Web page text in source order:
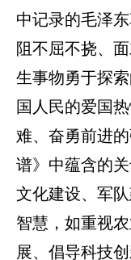
中记录的毛泽
阻不屈不挠、
生事物勇于探
国人民的爱国
难、奋勇前进
谱》中蕴含的
文化建设、军
智慧，如重视
展、倡导科技